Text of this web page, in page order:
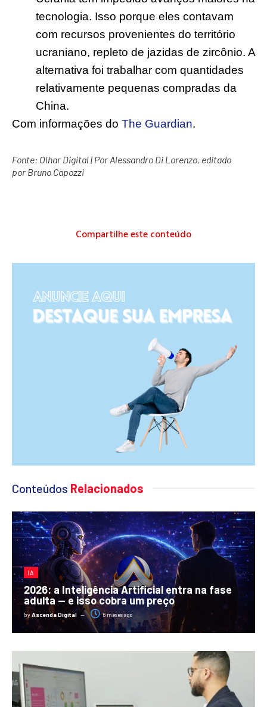
tecnologia. Isso porque eles contavam
com recursos provenientes do território
ucraniano, repleto de jazidas de zircônio. A
alternativa foi trabalhar com quantidades
relativamente pequenas compradas da
China.
Com informações do The Guardian.
Fonte: Olhar Digital| Por Alessandro Di Lorenzo, editado
por Bruno Capozzi
Compartilhe este conteúdo
Conteúdos Relacionados
IA
2026: a Inteligência Artificial entra na fase
adulta — e isso cobra um preço
byAscenda Digital 6 meses ago